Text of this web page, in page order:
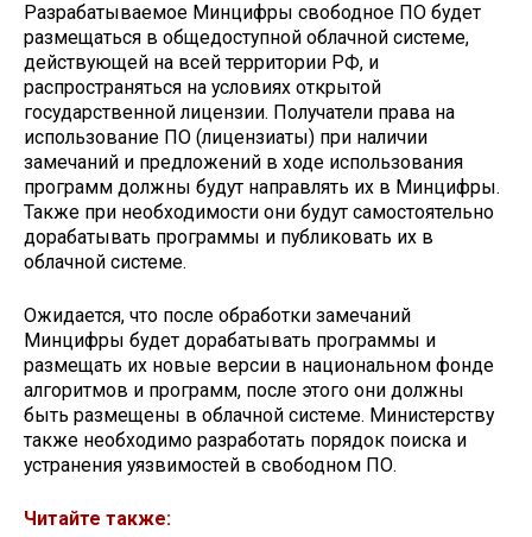
Разрабатываемое Минцифры свободное ПО будет
размещаться в общедоступной облачной системе,
действующей на всей территории РФ, и
распространяться на условиях открытой
государственной лицензии. Получатели права на
использование ПО (лицензиаты) при наличии
замечаний и предложений в ходе использования
программ должны будут направлять их в Минцифры.
Также при необходимости они будут самостоятельно
дорабатывать программы и публиковать их в
облачной системе.
Ожидается, что после обработки замечаний
Минцифры будет дорабатывать программы и
размещать их новые версии в национальном фонде
алгоритмов и программ, после этого они должны
быть размещены в облачной системе. Министерству
также необходимо разработать порядок поиска и
устранения уязвимостей в свободном ПО.
Читайте также: